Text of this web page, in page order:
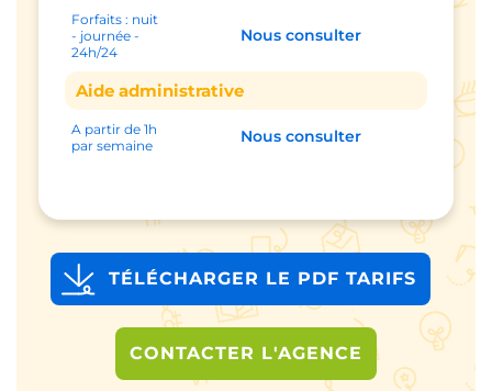
Forfaits : nuit
- journée -
24h/24
Nous consulter
Aide administrative
A partir de 1h
par semaine
Nous consulter
TÉLÉCHARGER LE PDF TARIFS
CONTACTER L'AGENCE